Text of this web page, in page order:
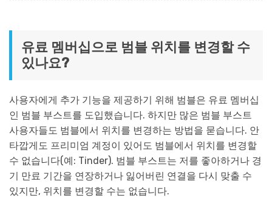
유료 멤버십으로 범블 위치를 변경할 수
있나요?
사용자에게 추가 기능을 제공하기 위해 범블은 유료 멤버십
인 범블 부스트를 도입했습니다. 하지만 많은 범블 부스트
사용자들도 범블에서 위치를 변경하는 방법을 묻습니다. 안
타깝게도 프리미엄 계정이 있어도 범블에서 위치를 변경할
수 없습니다(예: Tinder). 범블 부스트는 저를 좋아하거나 경
기 만료 기간을 연장하거나 잃어버린 연결을 다시 맞출 수
있지만, 위치를 변경할 수는 없습니다.